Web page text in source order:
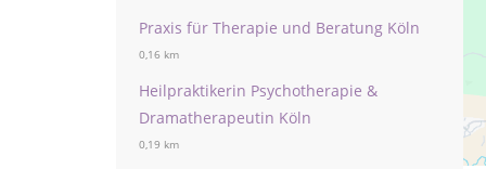
Praxis für Therapie und Beratung Köln
0,16 km
Heilpraktikerin Psychotherapie &
Dramatherapeutin Köln
0,19 km